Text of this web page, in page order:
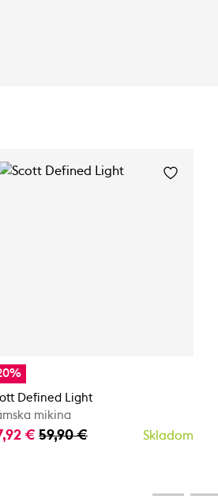
Defined Light
mikina
€ 59,90 € Skladom